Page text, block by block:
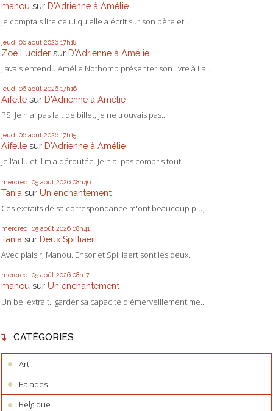
manou sur D'Adrienne à Amélie
Je comptais lire celui qu'elle a écrit sur son père et...
jeudi 06 août 2026 17h18
Zoë Lucider sur D'Adrienne à Amélie
J'avais entendu Amélie Nothomb présenter son livre à La...
jeudi 06 août 2026 17h16
Aifelle sur D'Adrienne à Amélie
PS. Je n'ai pas fait de billet, je ne trouvais pas...
jeudi 06 août 2026 17h15
Aifelle sur D'Adrienne à Amélie
Je l'ai lu et il m'a déroutée. Je n'ai pas compris tout...
mercredi 05 août 2026 08h46
Tania sur Un enchantement
Ces extraits de sa correspondance m'ont beaucoup plu,...
mercredi 05 août 2026 08h41
Tania sur Deux Spilliaert
Avec plaisir, Manou. Ensor et Spilliaert sont les deux...
mercredi 05 août 2026 08h17
manou sur Un enchantement
Un bel extrait...garder sa capacité d'émerveillement me...
CATÉGORIES
Art
Balades
Belgique